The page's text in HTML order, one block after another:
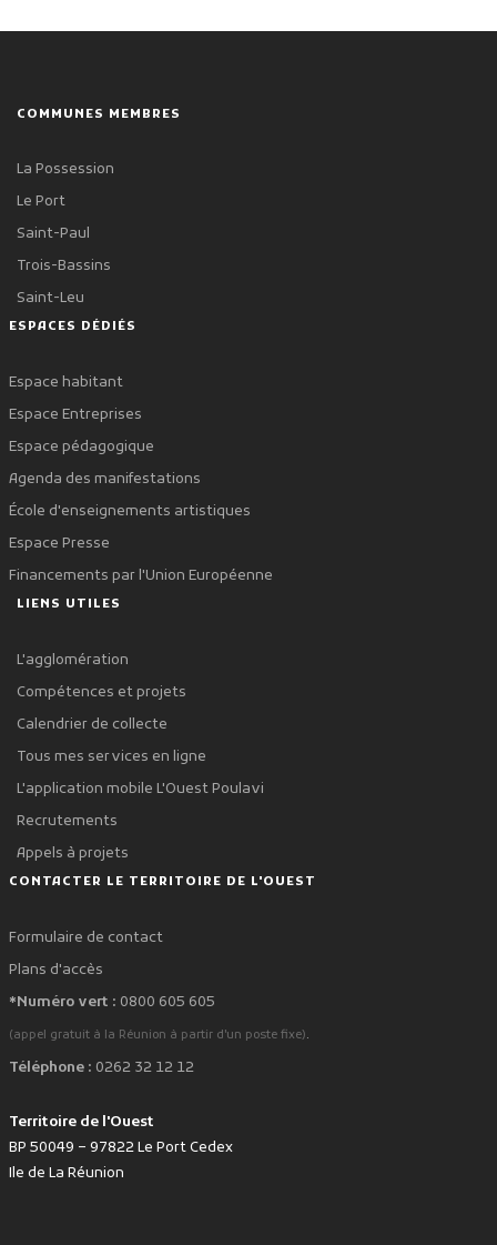
COMMUNES MEMBRES
La Possession
Le Port
Saint-Paul
Trois-Bassins
Saint-Leu
ESPACES DÉDIÉS
Espace habitant
Espace Entreprises
Espace pédagogique
Agenda des manifestations
École d'enseignements artistiques
Espace Presse
Financements par l'Union Européenne
LIENS UTILES
L'agglomération
Compétences et projets
Calendrier de collecte
Tous mes services en ligne
L'application mobile L'Ouest Poulavi
Recrutements
Appels à projets
CONTACTER LE TERRITOIRE DE L'OUEST
Formulaire de contact
Plans d'accès
*Numéro vert : 0800 605 605
(appel gratuit à la Réunion à partir d'un poste fixe).
Téléphone : 0262 32 12 12
Territoire de l'Ouest
BP 50049 – 97822 Le Port Cedex
Ile de La Réunion